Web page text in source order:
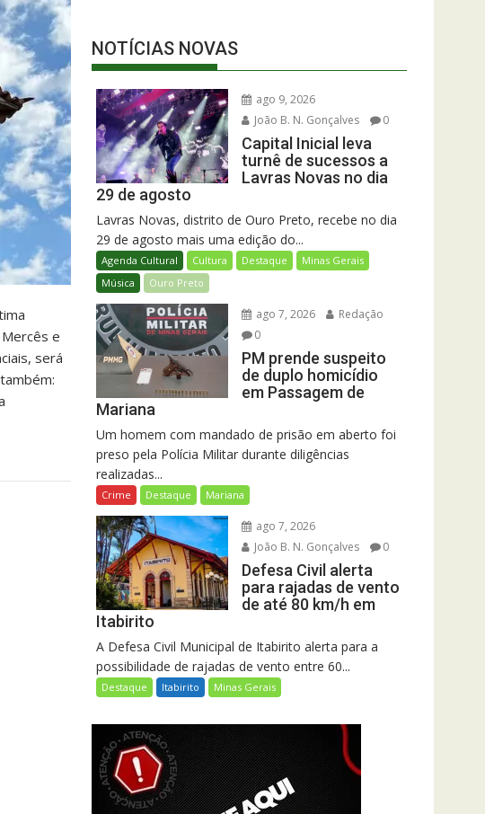
e
será
NOTÍCIAS NOVAS
ago 9, 2026
João B. N. Gonçalves
0
Capital Inicial leva
turnê de sucessos a
Lavras Novas no dia
29 de agosto
Lavras Novas, distrito de Ouro Preto, recebe no dia
29 de agosto mais uma edição do...
Agenda Cultural Cultura Destaque
Minas Gerais
Música
Ouro Preto
ago 7, 2026
Redação
0
PM prende suspeito
de duplo homicídio
em Passagem de
Mariana
Um homem com mandado de prisão em aberto foi
preso pela Polícia Militar durante diligências
realizadas...
Crime Destaque Mariana
ago 7, 2026
João B. N. Gonçalves
0
Defesa Civil alerta
para rajadas de vento
de até 80 km/h em
Itabirito
A Defesa Civil Municipal de Itabirito alerta para a
possibilidade de rajadas de vento entre 60...
Destaque Itabirito Minas Gerais